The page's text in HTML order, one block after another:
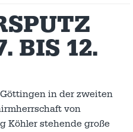
BIS 12.
in der zweiten
von
Köhler stehende große